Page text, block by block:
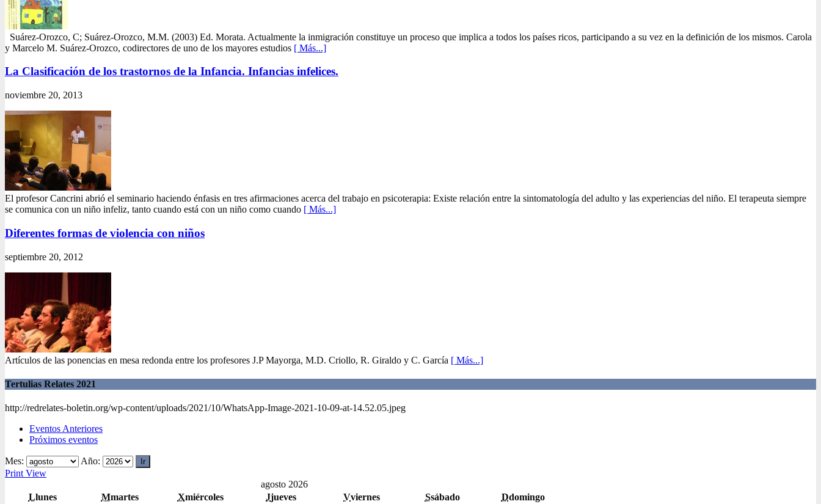
Suárez-Orozco, C; Suárez-Orozco, M.M. (2003) Ed. Morata. Actualmente la inmigración constituye un proceso que implica a todos los países ricos, participando a su vez en la definición de los mismos. Carola
y Marcelo M. Suárez-Orozco, codirectores de uno de los mayores estudios [ Más...]
La Clasificación de los trastornos de la Infancia. Infancias infelices.
noviembre 20, 2013
El profesor Cancrini abrió el seminario haciendo énfasis en tres afirmaciones acerca del trabajo en psicoterapia: Existe relación entre la sintomatología del adulto y las experiencias del niño. El terapeuta siempre
se comunica con un niño infeliz, tanto cuando está con un niño como cuando [ Más...]
Diferentes formas de violencia con niños
septiembre 20, 2012
Artículos de las ponencias en mesa redonda entre los profesores J.P Mayorga, M.D. Criollo, R. Giraldo y C. García [ Más...]
Tertulias Relates 2021
http://redrelates-boletin.org/wp-content/uploads/2021/10/WhatsApp-Image-2021-10-09-at-14.52.05.jpeg
Eventos Anteriores
Próximos eventos
Mes:
Año:
Print View
agosto 2026
Llunes Mmartes Xmiércoles Jjueves Vviernes Ssábado Ddomingo